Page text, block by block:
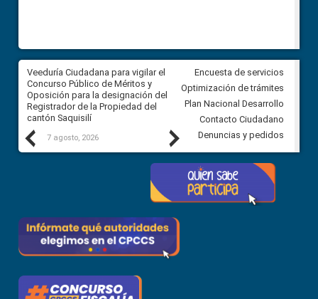
Previous
Veeduría Ciudadana para vigilar el
Concurso Público de Méritos y
Oposición para la designación del
Registrador de la Propiedad del
cantón Saquisilí
7 agosto, 2026
Veeduría Ciudadana para
construcción del asfaltado de
Ballenita del cantón Santa
7 agosto, 2026
Next
Encuesta de servicios
Optimización de trámites
Plan Nacional Desarrollo
Contacto Ciudadano
Denuncias y pedidos